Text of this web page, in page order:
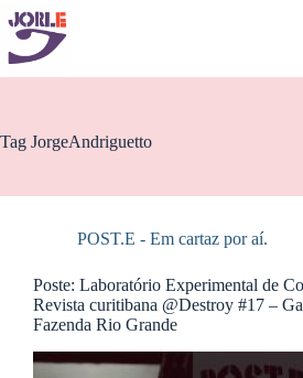
Pular
para
conteúdo
Tag JorgeAndriguetto
POST.E - Em cartaz por aí.
Poste: Laboratório Experimental de
Revista curitibana @Destroy #17 –
Fazenda Rio Grande